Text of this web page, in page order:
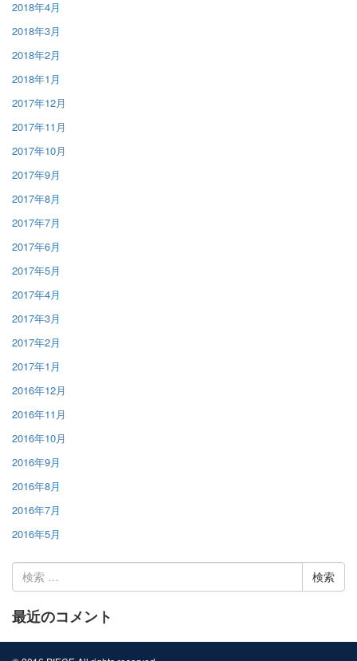
2018年4月
2018年3月
2018年2月
2018年1月
2017年12月
2017年11月
2017年10月
2017年9月
2017年8月
2017年7月
2017年6月
2017年5月
2017年4月
2017年3月
2017年2月
2017年1月
2016年12月
2016年11月
2016年10月
2016年9月
2016年8月
2016年7月
2016年5月
索:
最近のコメント